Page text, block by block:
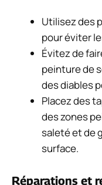
Utilisez des
pour éviter
Évitez de
peinture de
des diables
Placez des
des zones
saleté et de
surface.
Réparations et